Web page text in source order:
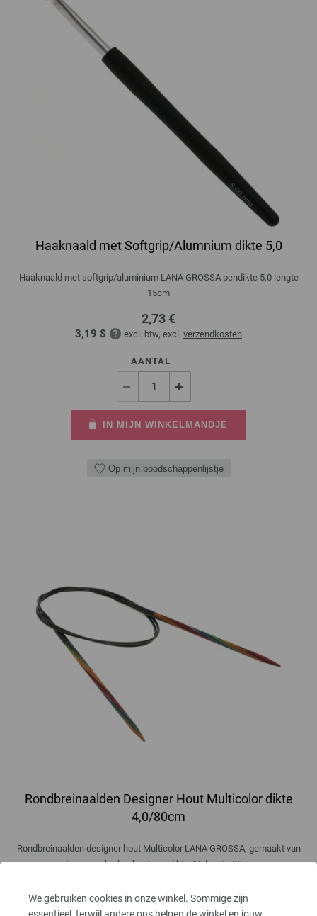
We gebruiken cookies in onze winkel. Sommige zijn
Haaknaald met Softgrip/Alumnium dikte 5,0
Haaknaald met softgrip/aluminium LANA GROSSA pendikte 5,0 lengte
15cm
2,73 €
3,19 $ excl. btw, excl. verzendkosten
AANTAL
IN MIJN WINKELMANDJE
Op mijn boodschappenlijstje
Rondbreinaalden Designer Hout Multicolor dikte
4,0/80cm
Rondbreinaalden designer hout Multicolor LANA GROSSA, gemaakt van
duurzaam berkenhout, pendikte 4,0 lengte 80cm
8,33 $ excl. btw, excl.verzendkosten